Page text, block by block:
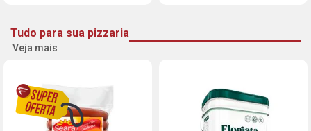
Tudo para sua pizzaria
Veja mais